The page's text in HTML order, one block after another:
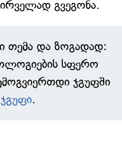
გვეგონა.
თემა და ზოგადად:
სფერო
ჯგუფში
.